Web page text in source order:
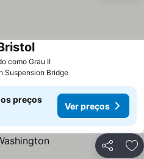
como Grau IIVer preços
Ver preços
Suspension Bridge
preços
Ver preços
Partilhar